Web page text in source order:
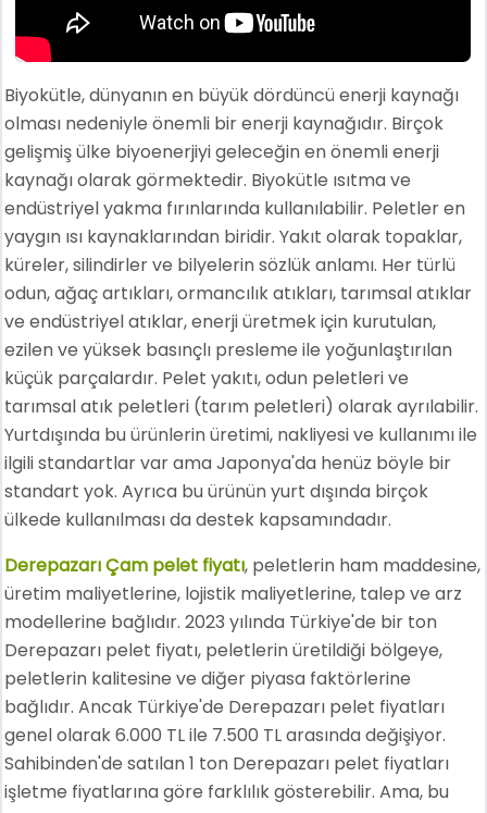
Biyokütle, dünyanın en büyük dördüncü enerji kaynağı
olması nedeniyle önemli bir enerji kaynağıdır. Birçok
gelişmiş ülke biyoenerjiyi geleceğin en önemli enerji
kaynağı olarak görmektedir. Biyokütle ısıtma ve
endüstriyel yakma fırınlarında kullanılabilir. Peletler en
yaygın ısı kaynaklarından biridir. Yakıt olarak topaklar,
küreler, silindirler ve bilyelerin sözlük anlamı. Her türlü
odun, ağaç artıkları, ormancılık atıkları, tarımsal atıklar
ve endüstriyel atıklar, enerji üretmek için kurutulan,
ezilen ve yüksek basınçlı presleme ile yoğunlaştırılan
küçük parçalardır. Pelet yakıtı, odun peletleri ve
tarımsal atık peletleri (tarım peletleri) olarak ayrılabilir.
Yurtdışında bu ürünlerin üretimi, nakliyesi ve kullanımı ile
ilgili standartlar var ama Japonya'da henüz böyle bir
standart yok. Ayrıca bu ürünün yurt dışında birçok
ülkede kullanılması da destek kapsamındadır.
Derepazarı Çam pelet fiyatı, peletlerin ham maddesine,
üretim maliyetlerine, lojistik maliyetlerine, talep ve arz
modellerine bağlıdır. 2023 yılında Türkiye'de bir ton
Derepazarı pelet fiyatı, peletlerin üretildiği bölgeye,
peletlerin kalitesine ve diğer piyasa faktörlerine
bağlıdır. Ancak Türkiye'de Derepazarı pelet fiyatları
genel olarak 6.000 TL ile 7.500 TL arasında değişiyor.
Sahibinden'de satılan 1 ton Derepazarı pelet fiyatları
işletme fiyatlarına göre farklılık gösterebilir. Ama, bu